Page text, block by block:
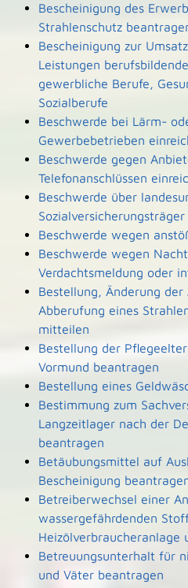
Bescheinigung des
Strahlenschutz
Bescheinigung zur
Leistungen
gewerbliche Berufe,
Sozialberufe
Beschwerde bei Lärm-
Gewerbebetrieben
Beschwerde gegen
Telefonanschlüssen
Beschwerde über
Beschwerde wegen
Beschwerde wegen
Verdachtsmeldung oder
Bestellung, Änderung
Abberufung eines
mitteilen
Bestellung der
Vormund beantragen
Bestellung eines
Bestimmung zum
Langzeitlager nach der
beantragen
Betäubungsmittel auf
Bescheinigung
Betreiberwechsel einer
wassergefährdenden
Heizölverbraucheranlage
Betreuungsunterhalt für
und Väter beantragen